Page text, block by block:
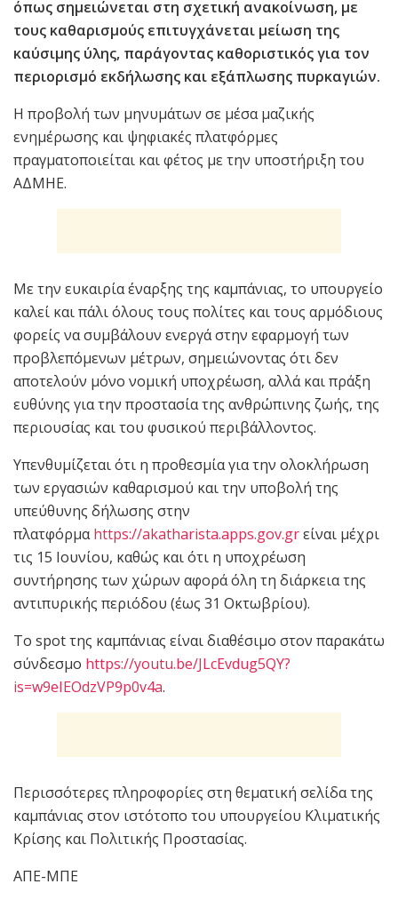
όπως σημειώνεται στη σχετική ανακοίνωση, με
τους καθαρισμούς επιτυγχάνεται μείωση της
καύσιμης ύλης, παράγοντας καθοριστικός για τον
περιορισμό εκδήλωσης και εξάπλωσης πυρκαγιών.
Η προβολή των μηνυμάτων σε μέσα μαζικής
ενημέρωσης και ψηφιακές πλατφόρμες
πραγματοποιείται και φέτος με την υποστήριξη του
ΑΔΜΗΕ.
Με την ευκαιρία έναρξης της καμπάνιας, το υπουργείο
καλεί και πάλι όλους τους πολίτες και τους αρμόδιους
φορείς να συμβάλουν ενεργά στην εφαρμογή των
προβλεπόμενων μέτρων, σημειώνοντας ότι δεν
αποτελούν μόνο νομική υποχρέωση, αλλά και πράξη
ευθύνης για την προστασία της ανθρώπινης ζωής, της
περιουσίας και του φυσικού περιβάλλοντος.
Υπενθυμίζεται ότι η προθεσμία για την ολοκλήρωση
των εργασιών καθαρισμού και την υποβολή της
υπεύθυνης δήλωσης στην
πλατφόρμαhttps://akatharista.apps.gov.grείναι μέχρι
τις 15 Ιουνίου, καθώς και ότι η υποχρέωση
συντήρησης των χώρων αφορά όλη τη διάρκεια της
αντιπυρικής περιόδου (έως 31 Οκτωβρίου).
Το spot της καμπάνιας είναι διαθέσιμο στον παρακάτω
σύνδεσμο https://youtu.be/JLcEvdug5QY?
is=w9eIEOdzVP9p0v4a.
Περισσότερες πληροφορίες στη θεματική σελίδα της
καμπάνιας στον ιστότοπο του υπουργείου Κλιματικής
Κρίσης και Πολιτικής Προστασίας.
ΑΠΕ-ΜΠΕ